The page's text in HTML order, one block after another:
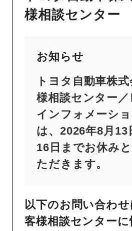
様相談センター
お知らせ
トヨタ自動車株
様相談センター
インフォメーシ
は、2026年8月13
16日までお休み
ただきます。
以下のお問い合わ
客様相談センター